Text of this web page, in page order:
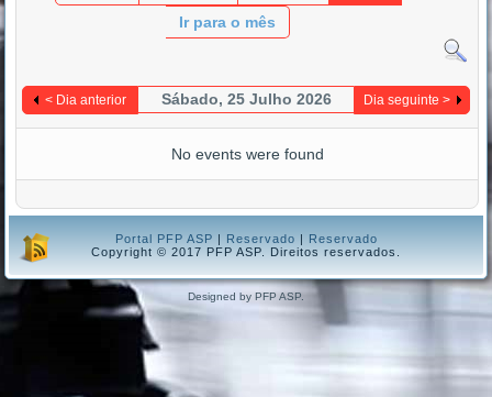
Ir para o mês
< Dia anterior Sábado, 25 Julho 2026 Dia seguinte >
No events were found
Portal PFP ASP Reservado
Reservado
Copyright © 2017 PFP ASP. Direitos reservados.
Designed by PFP ASP.